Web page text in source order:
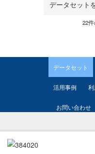
22
データセット
活用事例
お問い合わせ